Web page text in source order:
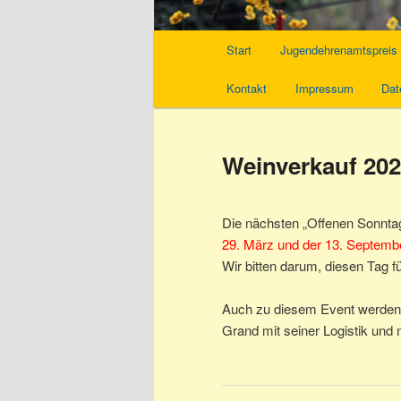
Start Jugendehrenamtspreis
Kontakt Impressum
Weinverkauf
Die nächsten „Offenen
29. März und der 13.
Wir bitten darum, diesen Tag
Auch zu diesem Event
Grand mit seiner Logistik und